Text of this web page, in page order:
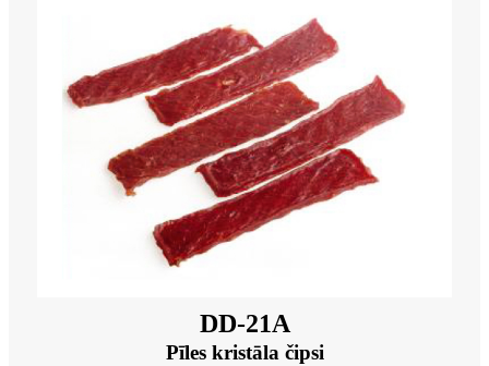
DD-21A
Pīles kristāla čipsi